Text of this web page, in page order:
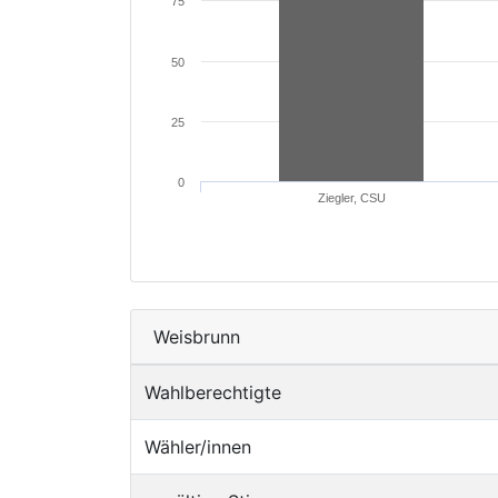
Ziegler, CSU
0
25
50
Weisbrunn
Wahlberechtigte
Wähler/innen